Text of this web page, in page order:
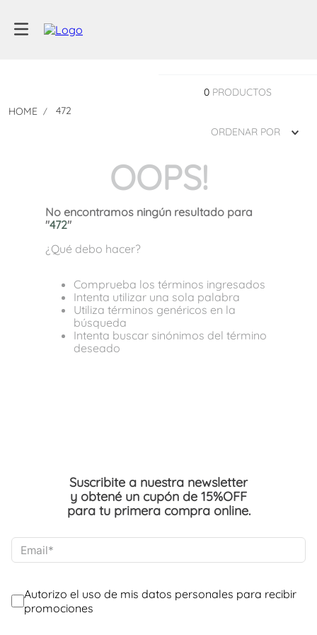
472
0 PRODUCTOS
ORDENAR POR
OOPS!
No encontramos ningún resultado para
"472"
¿Qué debo hacer?
Comprueba los términos ingresados
Intenta utilizar una sola palabra
Utiliza términos genéricos en la
búsqueda
Intenta buscar sinónimos del término
deseado
Suscribite a nuestra newsletter
y obtené un cupón de 15%OFF
para tu primera compra online.